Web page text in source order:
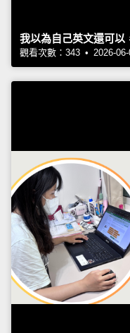
我以為自己英文還可以
觀看次數：343 • 2026-06-